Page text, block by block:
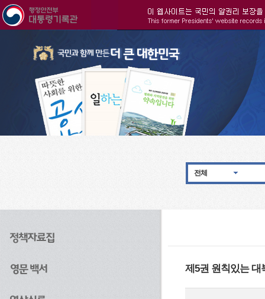
전체
제5권 원칙있는 대